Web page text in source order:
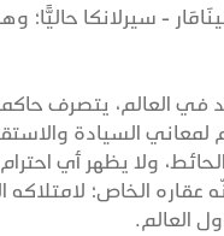
- سيرلانكا حاليًّا؛
في العالم، يتصرف
السيادة
ولا يظهر أي احترام
الخاص؛ لامتلاكه
العالم.